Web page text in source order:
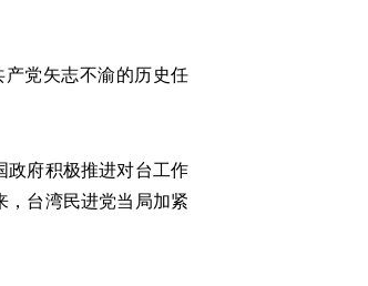
党矢志不渝的历史任
府积极推进对台工作
，台湾民进党当局加紧